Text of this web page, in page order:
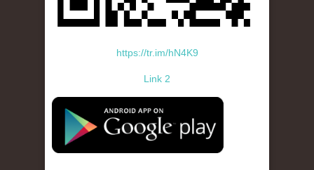
https://tr.im/hN4K9
Link 2
standard-icon-googleplay-app-store.png